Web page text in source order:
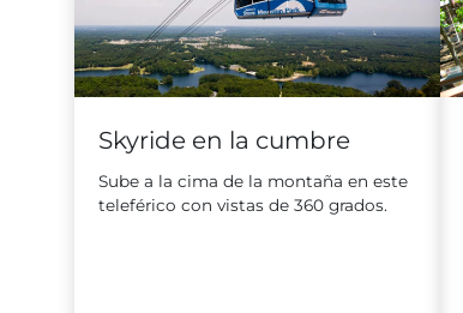
Skyride en la cumbre
Sube a la cima de la montaña en este
teleférico con vistas de 360 grados.